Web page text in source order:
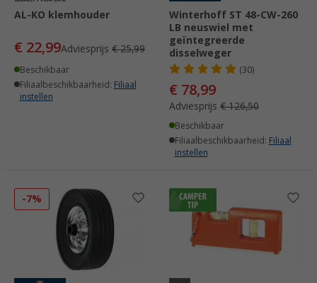
AL-KO klemhouder
€ 22,99Adviesprijs € 25,99
Beschikbaar
Filiaalbeschikbaarheid: Filiaal
instellen
Winterhoff ST 48-CW-260
LB neuswiel met
geïntegreerde
disselweger
(30)
€ 78,99
Adviesprijs € 126,50
Beschikbaar
Filiaalbeschikbaarheid: Filiaal
instellen
-7%